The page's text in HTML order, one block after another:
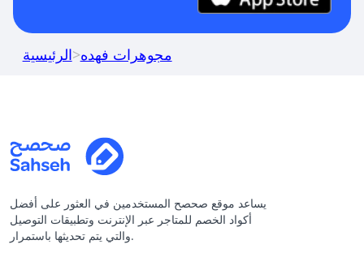
الرئيسية>مجوهرات فهده
يساعد موقع صحصح المستخدمين في العثور على أفضل
أكواد الخصم للمتاجر عبر الإنترنت وتطبيقات التوصيل
والتي يتم تحديثها باستمرار.